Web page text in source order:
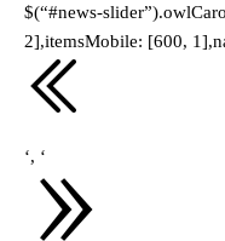
$(“#news-
2],itemsMobile: [600,
‘, ‘